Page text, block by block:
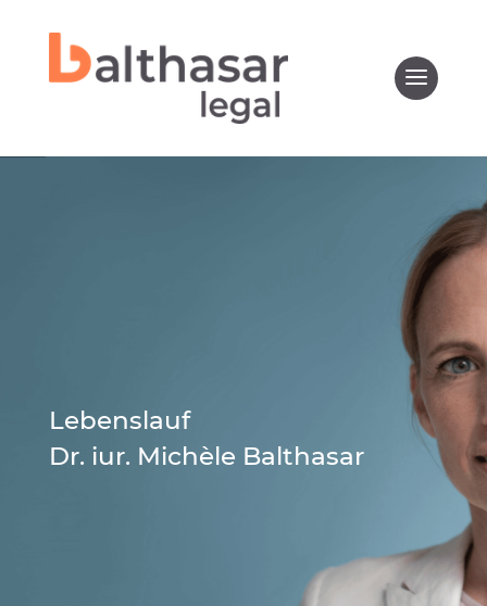
Lebenslauf
Dr. iur. Michèle Balthasar